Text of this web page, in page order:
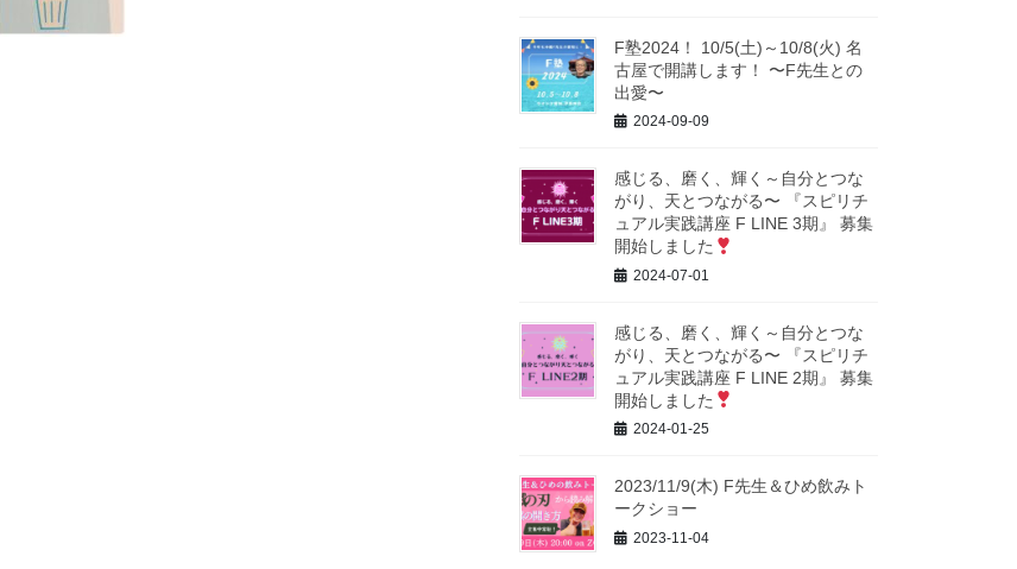
F塾2024！ 10/5(土)～10/8(火) 名
古屋で開講します！ 〜F先生との
出愛〜
2024-09-09
感じる、磨く、輝く～自分とつな
がり、天とつながる〜 『スピリチ
ュアル実践講座 F LINE 3期』 募集
開始しました
2024-07-01
感じる、磨く、輝く～自分とつな
がり、天とつながる〜 『スピリチ
ュアル実践講座 F LINE 2期』 募集
開始しました
2024-01-25
2023/11/9(木) F先生＆ひめ飲みト
ークショー
2023-11-04